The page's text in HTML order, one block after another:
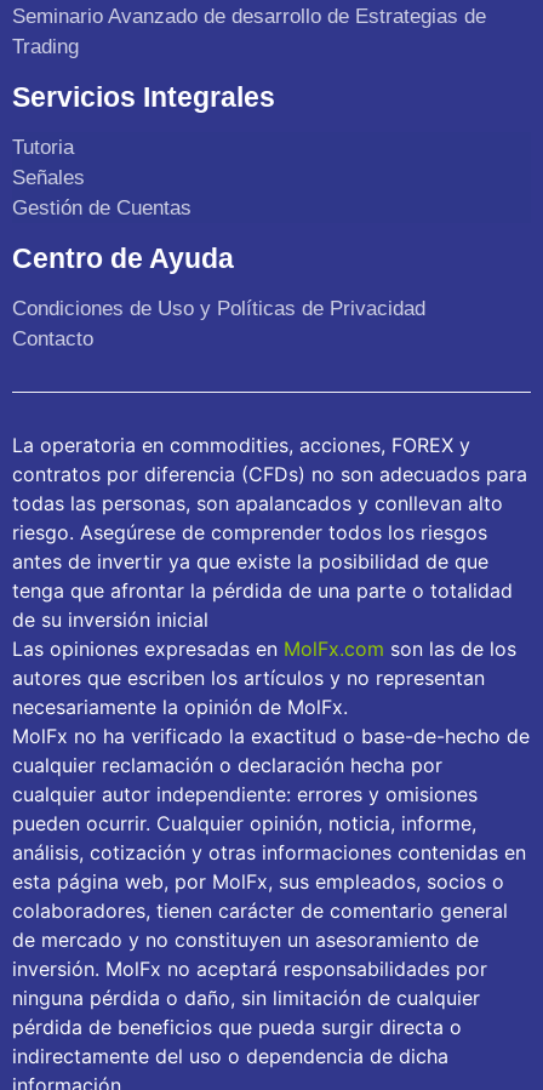
Seminario Avanzado de desarrollo de Estrategias de
Trading
Servicios Integrales
Tutoria
Señales
Gestión de Cuentas
Centro de Ayuda
Condiciones de Uso y Políticas de Privacidad
Contacto
La operatoria en commodities, acciones, FOREX y
contratos por diferencia (CFDs) no son adecuados para
todas las personas, son apalancados y conllevan alto
riesgo. Asegúrese de comprender todos los riesgos
antes de invertir ya que existe la posibilidad de que
tenga que afrontar la pérdida de una parte o totalidad
de su inversión inicial
Las opiniones expresadas en MolFx.com son las de los
autores que escriben los artículos y no representan
necesariamente la opinión de MolFx.
MolFx no ha verificado la exactitud o base-de-hecho de
cualquier reclamación o declaración hecha por
cualquier autor independiente: errores y omisiones
pueden ocurrir. Cualquier opinión, noticia, informe,
análisis, cotización y otras informaciones contenidas en
esta página web, por MolFx, sus empleados, socios o
colaboradores, tienen carácter de comentario general
de mercado y no constituyen un asesoramiento de
inversión. MolFx no aceptará responsabilidades por
ninguna pérdida o daño, sin limitación de cualquier
pérdida de beneficios que pueda surgir directa o
indirectamente del uso o dependencia de dicha